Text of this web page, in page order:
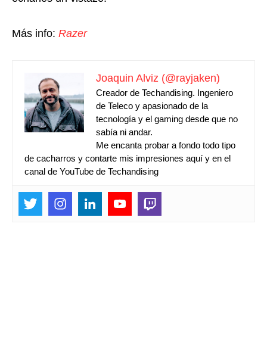
Más info: Razer
Joaquin Alviz (@rayjaken)
Creador de Techandising. Ingeniero
de Teleco y apasionado de la
tecnología y el gaming desde que no
sabía ni andar.
Me encanta probar a fondo todo tipo
de cacharros y contarte mis impresiones aquí y en el
canal de YouTube de Techandising